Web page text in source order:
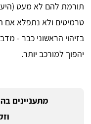
תורמת להם לא מעט
טרמיטים ולא נתפלא אם
בזיהוי הראשוני כבר -
יהפוך למורכב יותר.
מתעניינים